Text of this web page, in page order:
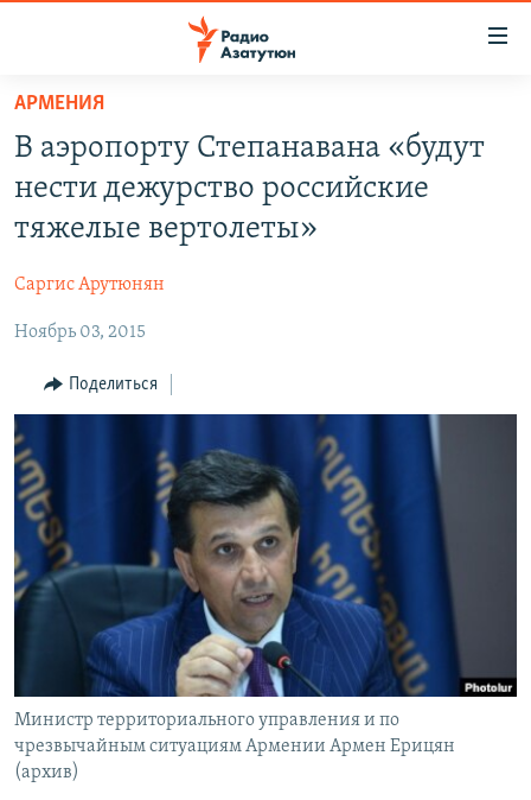
Перейти
основному
содержанию
основной
навигации
Перейти
поиску
НОВОСТИ
ЭКОНОМИКА
РЕГИОН
НАГОРНЫЙ КАРАБАХ
СПОРТ
АРХИВ
Հայերեն
Русский
Все сайты Радио Азатутюн
АРМЕНИЯ
В аэропорту Степанавана «будут
нести дежурство российские
тяжелые вертолеты»
Саргис Арутюнян
Ноябрь 03, 2015
Поделиться
Министр территориального управления и по
чрезвычайным ситуациям Армении Армен Ерицян
(архив)